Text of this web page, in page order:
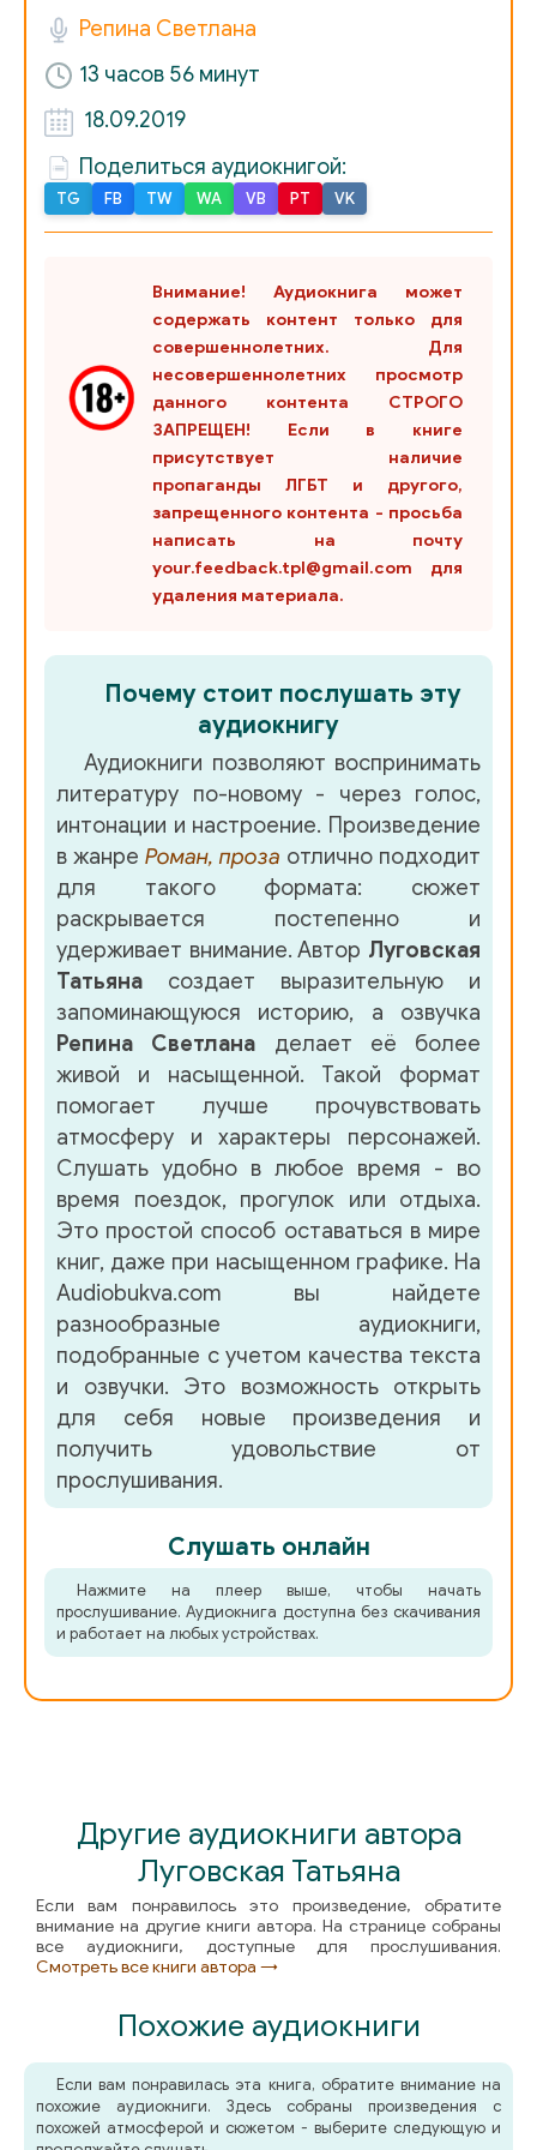
01_21_Strannoe_povedenie_Volodi
01_22_Gimnaziya_Konstan
02_01_1917_god
02_04_Strannoe_povedenie_papy
02_05_Posle_priezda_mamy
02_06_Nasha_koloniya
02_09_Banya
02_11_Kak_ya_stala_balerinoy
02_12_Senokos
02_13_Grunya
02_14_Dozhdik
02_15_Revnost
02_16_Volodya_v_kolonii
02_17_Poschechina
02_18_Tonkaya_kromka_lda
02_19_Chistka_kartoshki
02_20_TYOmnaya
02_21_Zanaveska
02_22_Lezhaschaya_vosmerka
02_23_Kacheli
02_24_Mama_poet_v_kolonii
02_25_Nashi_masshtaby
02_26_Vospitanie
02_27_Tretego_maya,_1925_goda
02_29_Primechanie_k_glave_Moy_ded
02_30_Kak_ded_vybiral_posudu
02_32_Dyadya_Serezha
02_35_Otets
02_36_Mama
02_37_Brat
02_38_Povalennoe_derevo_legche_izmerit
02_39_Rasskazy_Tatyany_Aleksandrovny
02_40_General-gubernatorsha
02_41_Dom_na_Volhonke
Репина Светлана
13 часов 56 минут
18.09.2019
Поделиться аудиокнигой:
TG FB TW WA VB PT VK
Внимание! Аудиокнига может
содержать контент только для
совершеннолетних. Для
несовершеннолетних просмотр
данного контента СТРОГО
ЗАПРЕЩЕН! Если в книге
присутствует наличие
пропаганды ЛГБТ и другого,
запрещенного контента - просьба
написать на почту
your.feedback.tpl@gmail.com для
удаления материала.
Почему стоит послушать эту
аудиокнигу
Аудиокниги позволяют воспринимать
литературу по-новому - через голос,
интонации и настроение. Произведение
в жанре Роман, проза отлично подходит
для такого формата: сюжет
раскрывается постепенно и
удерживает внимание. Автор Луговская
Татьяна создает выразительную и
запоминающуюся историю, а озвучка
Репина Светлана делает её более
живой и насыщенной. Такой формат
помогает лучше прочувствовать
атмосферу и характеры персонажей.
Слушать удобно в любое время - во
время поездок, прогулок или отдыха.
Это простой способ оставаться в мире
книг, даже при насыщенном графике. На
Audiobukva.com вы найдете
разнообразные аудиокниги,
подобранные с учетом качества текста
и озвучки. Это возможность открыть
для себя новые произведения и
получить удовольствие от
прослушивания.
Слушать онлайн
Нажмите на плеер выше, чтобы начать
прослушивание. Аудиокнига доступна без скачивания
и работает на любых устройствах.
Другие аудиокниги автора
Луговская Татьяна
Если вам понравилось это произведение, обратите
внимание на другие книги автора. На странице собраны
все аудиокниги, доступные для прослушивания.
Смотреть все книги автора →
Похожие аудиокниги
Если вам понравилась эта книга, обратите внимание на
похожие аудиокниги. Здесь собраны произведения с
похожей атмосферой и сюжетом - выберите следующую и